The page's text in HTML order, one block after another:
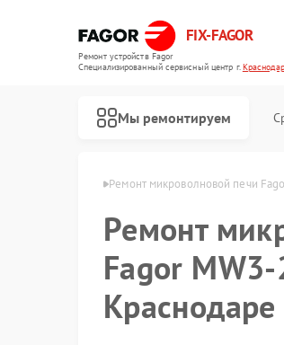
FIX-FAGOR
Ремонт устройств Fagor
Специализированный cервисный центр г.Краснодар
Мы ремонтируем
в Краснодаре Ремонт микроволновой печи
Ремонт
Fagor
Краснодаре